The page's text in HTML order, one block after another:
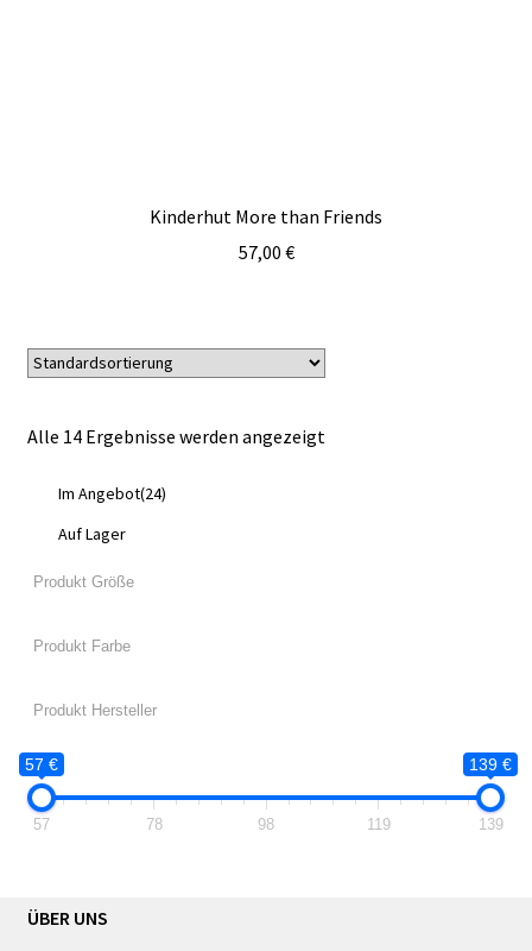
Kinderhut More than Friends
57,00 €
Alle 14 Ergebnisse werden angezeigt
Im Angebot(24)
Auf Lager
57 € 139 €
57 78 98 119 139
ÜBER UNS